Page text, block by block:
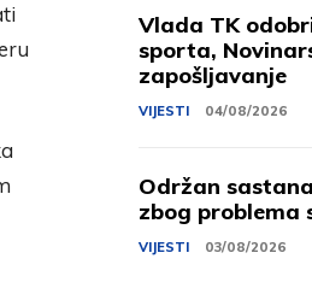
Vlada TK
sporta,
zapošljavanje
VIJESTI 04/08/2026
Održan
zbog problema
VIJESTI 03/08/2026